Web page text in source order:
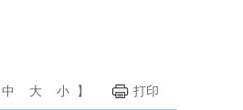
中 大 小 】 打印